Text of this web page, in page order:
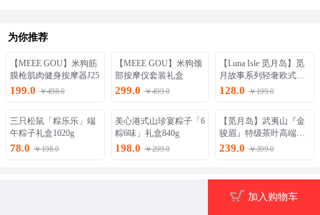
为你推荐
【MEEE GOU】米狗筋
膜枪肌肉健身按摩器J25
199.0 ￥498.0
【MEEE GOU】米狗颈
部按摩仪套装礼盒
299.0 ￥499.0
【Luna Isle 觅月岛】觅
月故事系列轻奢欧式
「骨瓷」马克杯
128.0 ￥199.0
三只松鼠「粽乐乐」端
午粽子礼盒1020g
78.0 ￥198.0
美心港式山珍宴粽子「6
粽6味」礼盒840g
198.0 ￥299.0
【觅月岛】武夷山『金
骏眉』特级茶叶高端木
质礼盒装
239.0 ￥399.0
加入购物车